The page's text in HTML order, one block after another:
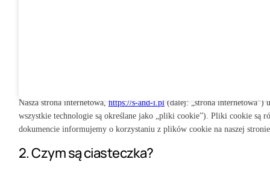
Nasza strona internetowa, https://s-and-i.pl (dalej: „strona
wszystkie technologie są określane jako „pliki cookie”). Pliki cookie są
dokumencie informujemy o korzystaniu z plików cookie na naszej
2. Czym są ciasteczka?